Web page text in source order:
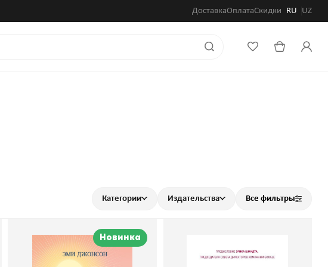
ДоставкаОплатаСкидки RU UZ
Категории Издательства Все фильтры
Новинка
Ты — не твои привычки.
Ставка на себя. Как